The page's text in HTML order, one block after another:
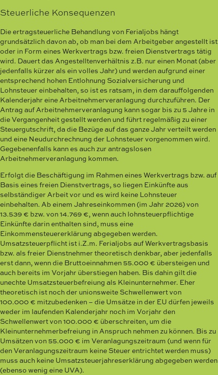
Steuerliche Konsequenzen
Die ertragsteuerliche Behandlung von Ferialjobs hängt
grundsätzlich davon ab, ob man bei dem Arbeitgeber angestellt ist
oder in Form eines Werkvertrags bzw. freien Dienstvertrags tätig
wird. Dauert das Angestelltenverhältnis z.B. nur einen Monat (aber
jedenfalls kürzer als ein volles Jahr) und werden aufgrund einer
entsprechend hohen Entlohnung Sozialversicherung und
Lohnsteuer einbehalten, so ist es ratsam, in dem darauffolgenden
Kalenderjahr eine Arbeitnehmerveranlagung durchzuführen. Der
Antrag auf Arbeitnehmerveranlagung kann sogar bis zu 5 Jahre in
die Vergangenheit gestellt werden und führt regelmäßig zu einer
Steuergutschrift, da die Bezüge auf das ganze Jahr verteilt werden
und eine Neudurchrechnung der Lohnsteuer vorgenommen wird.
Gegebenenfalls kann es auch zur antragslosen
Arbeitnehmerveranlagung kommen.
Erfolgt die Beschäftigung im Rahmen eines Werkvertrags bzw. auf
Basis eines freien Dienstvertrags, so liegen Einkünfte aus
selbständiger Arbeit vor und es wird keine Lohnsteuer
einbehalten. Ab einem Jahreseinkommen (im Jahr 2026) von
13.539 € bzw. von 14.769 €, wenn auch lohnsteuerpflichtige
Einkünfte darin enthalten sind, muss eine
Einkommensteuererklärung abgegeben werden.
Umsatzsteuerpflicht ist i.Z.m. Ferialjobs auf Werkvertragsbasis
bzw. als freier Dienstnehmer theoretisch denkbar, aber jedenfalls
erst dann, wenn die Bruttoeinnahmen 55.000 € übersteigen und
auch bereits im Vorjahr überstiegen haben. Bis dahin gilt die
unechte Umsatzsteuerbefreiung als Kleinunternehmer. Eher
theoretisch ist noch der unionsweite Schwellenwert von
100.000 € mitzubedenken – die Umsätze in der EU dürfen jeweils
weder im laufenden Kalenderjahr noch im Vorjahr den
Schwellenwert von 100.000 € überschreiten, um die
Kleinunternehmerbefreiung in Anspruch nehmen zu können. Bis zu
Umsätzen von 55.000 € im Veranlagungszeitraum (und wenn für
den Veranlagungszeitraum keine Steuer entrichtet werden muss)
muss auch keine Umsatzsteuerjahreserklärung abgegeben werden
(ebenso wenig eine UVA).